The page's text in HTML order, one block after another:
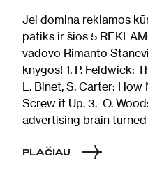
Jei domina reklamos
patiks ir šios 5
vadovo Rimanto
knygos! 1. P. Feldwick:
L. Binet, S. Carter:
Screw it Up. 3. O.
advertising brain turned
PLAČIAU